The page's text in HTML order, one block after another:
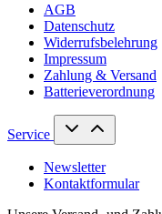
AGB
Datenschutz
Widerrufsbelehrung
Impressum
Zahlung & Versand
Batterieverordnung
Service
Newsletter
Kontaktformular